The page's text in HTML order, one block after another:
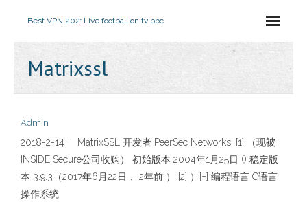
Best VPN 2021Live football on tv bbc
Matrixssl
Admin
2018-2-14 · MatrixSSL 开发者 PeerSec Networks, [1] （现被
INSIDE Secure公司收购） 初始版本 2004年1月25日 () 稳定版
本 3.9.3（2017年6月22日， 2年前 ） [2] ）[±] 编程语言 C语言
操作系统